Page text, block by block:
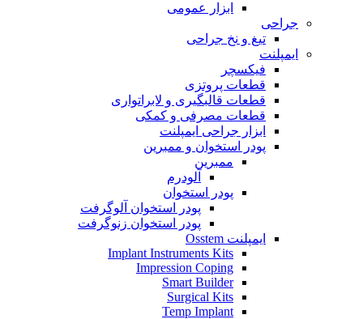
ابزار عمومی
جراحی
تیغ و نخ جراحی
ایمپلنت
فیکسچر
قطعات پروتزی
قطعات قالبگیری و لابراتواری
قطعات مصرفی و کمکی
ابزار جراحی ایمپلنت
پودر استخوان و ممبرین
ممبرین
آلودرم
پودر استخوان
پودر استخوان آلوگرفت
پودر استخوان زنوگرفت
ایمپلنت Osstem
Implant Instruments Kits
Impression Coping
Smart Builder
Surgical Kits
Temp Implant